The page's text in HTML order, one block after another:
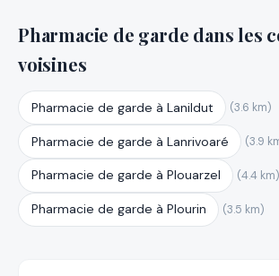
Pharmacie de garde dans les
voisines
Pharmacie de garde à Lanildut (3.6 km)
Pharmacie de garde à Lanrivoaré (3.9
Pharmacie de garde à Plouarzel (4.4 km)
Pharmacie de garde à Plourin (3.5 km)